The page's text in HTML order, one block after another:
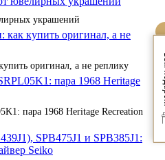
украшений
оригинал, а не реплику
пара 1968 Heritage Recreation